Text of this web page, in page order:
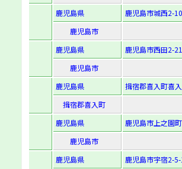
鹿児島県
鹿児島市城西2-
鹿児島市
鹿児島県
鹿児島市西田2-
鹿児島市
鹿児島県
揖宿郡喜入町喜
揖宿郡喜入町
鹿児島県
鹿児島市上之園
鹿児島市
鹿児島県
鹿児島市宇宿2-